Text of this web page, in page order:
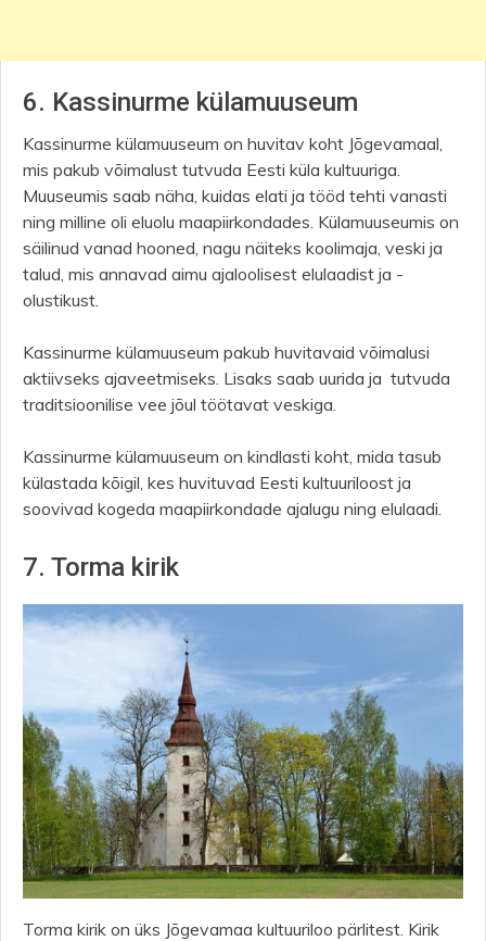
6. Kassinurme külamuuseum
Kassinurme külamuuseum on huvitav koht Jõgevamaal,
mis pakub võimalust tutvuda Eesti küla kultuuriga.
Muuseumis saab näha, kuidas elati ja tööd tehti vanasti
ning milline oli eluolu maapiirkondades. Külamuuseumis on
säilinud vanad hooned, nagu näiteks koolimaja, veski ja
talud, mis annavad aimu ajaloolisest elulaadist ja -
olustikust.
Kassinurme külamuuseum pakub huvitavaid võimalusi
aktiivseks ajaveetmiseks. Lisaks saab uurida ja tutvuda
traditsioonilise vee jõul töötavat veskiga.
Kassinurme külamuuseum on kindlasti koht, mida tasub
külastada kõigil, kes huvituvad Eesti kultuuriloost ja
soovivad kogeda maapiirkondade ajalugu ning elulaadi.
7. Torma kirik
Torma kirik on üks Jõgevamaa kultuuriloo pärlitest. Kirik